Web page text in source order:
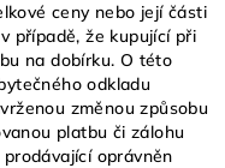
ceny nebo její části
případě, že kupující při
na dobírku. O této
odkladu
změnou způsobu
platbu či zálohu
oprávněn